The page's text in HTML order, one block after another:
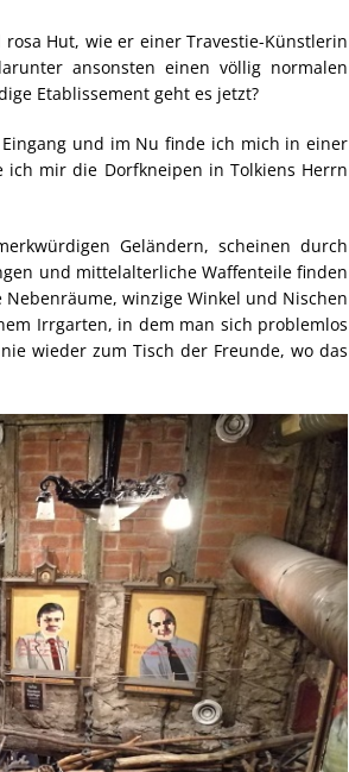
Hut, wie er einer Travestie-Künstlerin
ansonsten einen völlig normalen
Etablissement geht es jetzt?
und im Nu finde ich mich in einer
mir die Dorfkneipen in Tolkiens Herrn
Geländern, scheinen durch
und mittelalterliche Waffenteile finden
winzige Winkel und Nischen
Irrgarten, in dem man sich problemlos
wieder zum Tisch der Freunde, wo das